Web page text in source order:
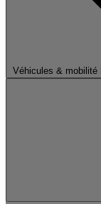
Véhicules & mobilité